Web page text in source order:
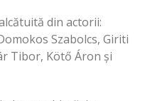
din actorii:
Szabolcs, Giriti
Tibor, Kötő Áron și